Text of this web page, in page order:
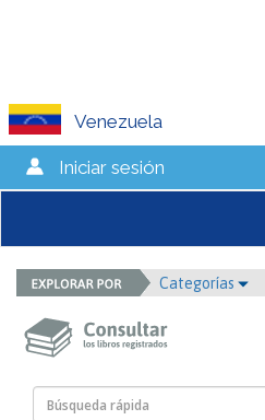
Venezuela
Iniciar sesión
Categorías